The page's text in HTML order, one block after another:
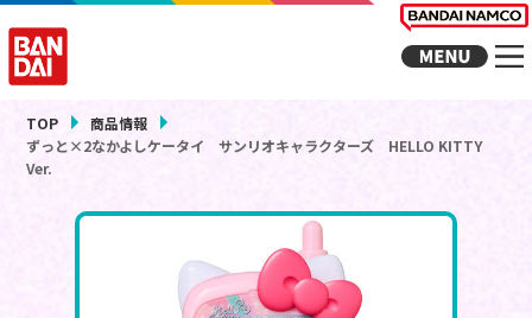
TOP
商品情報
ずっと×2なかよしケータイ サンリオキャラクターズ HELLO KITTY
Ver.